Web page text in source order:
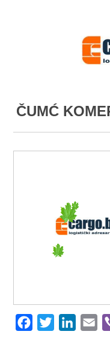
ČUMĆ
Facebook
Twitter